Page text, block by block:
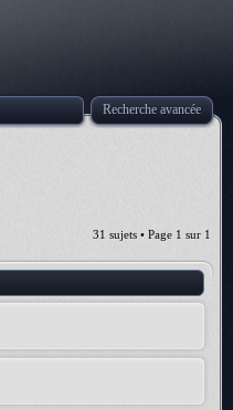
Recherche avancée
31 sujets • Page 1 sur 1